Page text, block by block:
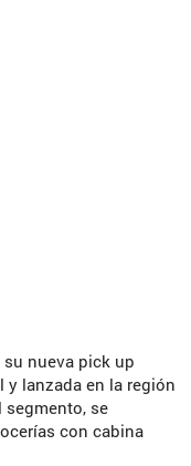
su nueva pick up
y lanzada en la región
segmento, se
con cabina